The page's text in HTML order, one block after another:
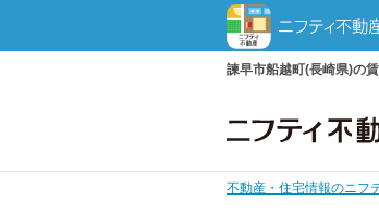
諫早市船越町(長崎県)の
不動産・住宅情報のニフ